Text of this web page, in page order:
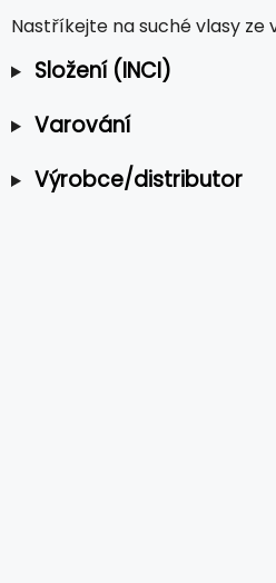
Nastříkejte na suché vlasy ze
Složení (INCI)
Varování
Výrobce/distributor